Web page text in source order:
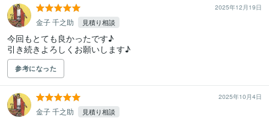
2025年12月19日
金子 千之助 見積り相談
今回もとても良かったです♪
引き続きよろしくお願いします♪
参考になった
2025年10月4日
金子 千之助 見積り相談